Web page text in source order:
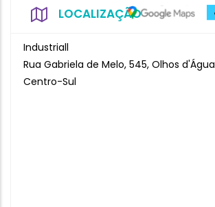
LOCALIZAÇÃO
Industriall
Rua Gabriela de Melo, 545, Olhos d'Água
Centro-Sul